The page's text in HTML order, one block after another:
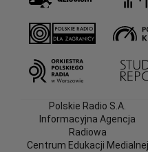
Polskie Radio S.A.
Informacyjna Agencja
Radiowa
Centrum Edukacji Medialnej